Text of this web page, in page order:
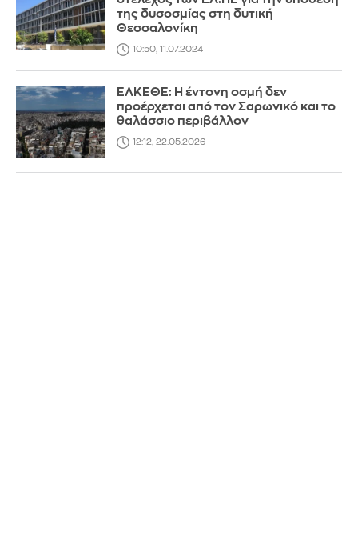
της δυσοσμίας στη δυτική
Θεσσαλονίκη
10:50, 11.07.2024
ΕΛΚΕΘΕ: Η έντονη οσμή δεν
προέρχεται από τον Σαρωνικό και το
θαλάσσιο περιβάλλον
12:12, 22.05.2026